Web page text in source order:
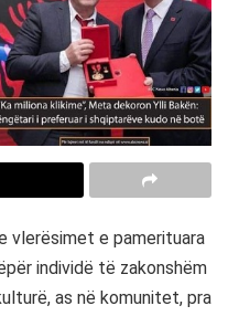
vlerësimet e pamerituara
individë të zakonshëm
as në komunitet, pra